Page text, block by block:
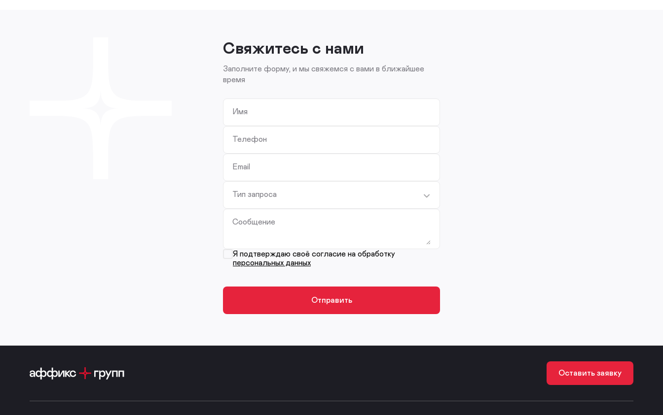
Свяжитесь с нами
Заполните форму, и мы свяжемся с вами в ближайшее
время
Имя
Телефон
Email
Тип запроса
Сообщение
Я подтверждаю своё согласие на обработку
персональных данных
Оставить заявку